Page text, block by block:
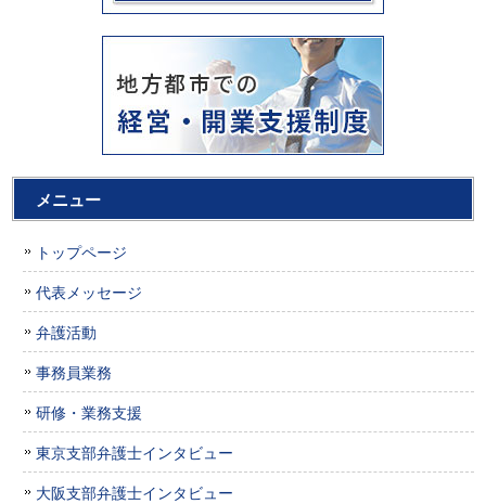
メニュー
トップページ
代表メッセージ
弁護活動
事務員業務
研修・業務支援
東京支部弁護士インタビュー
大阪支部弁護士インタビュー